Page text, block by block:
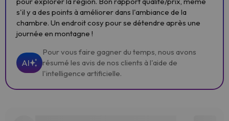
s'il y a des points à améliorer dans l'ambiance de la
chambre. Un endroit cosy pour se détendre après une
journée en montagne !
AI
Pour vous faire gagner du temps, nous avons
résumé les avis de nos clients à l'aide de
l'intelligence artificielle.